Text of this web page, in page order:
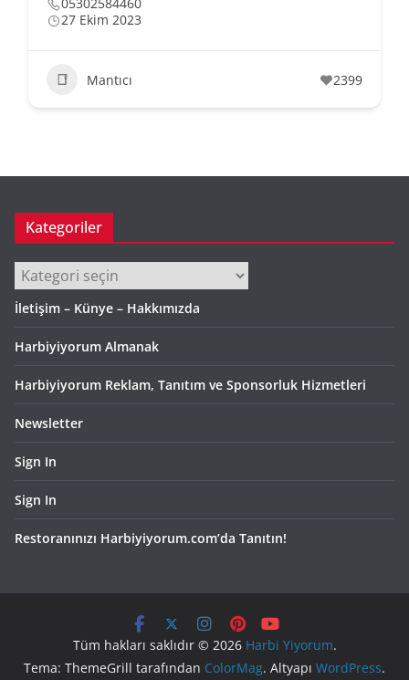
27 Ekim 2023
Mantıcı 2399
Kategoriler
Kategoriler
İletişim – Künye – Hakkımızda
Harbiyiyorum Almanak
Harbiyiyorum Reklam, Tanıtım ve Sponsorluk Hizmetleri
Newsletter
Sign In
Sign In
Restoranınızı Harbiyiyorum.com’da Tanıtın!
Tüm hakları saklıdır © 2026 Harbi Yiyorum.
Tema: ThemeGrill tarafından ColorMag. Altyapı WordPress.